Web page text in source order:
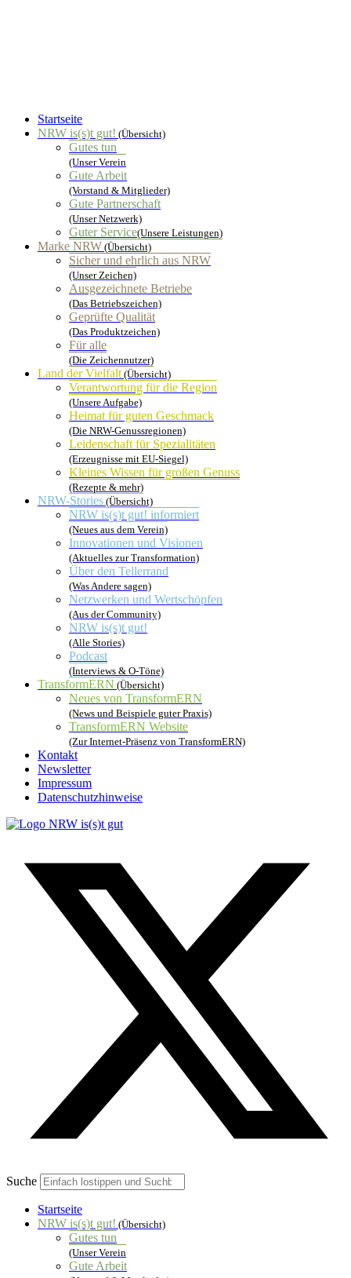
Startseite
NRW is(s)t gut! (Übersicht)
Gutes tun
(Unser Verein
Gute Arbeit
(Vorstand & Mitglieder)
Gute Partnerschaft
(Unser Netzwerk)
Guter Service(Unsere Leistungen)
Marke NRW (Übersicht)
Sicher und ehrlich aus NRW
(Unser Zeichen)
Ausgezeichnete Betriebe
(Das Betriebszeichen)
Geprüfte Qualität
(Das Produktzeichen)
Für alle
(Die Zeichennutzer)
Land der Vielfalt(Übersicht)
Verantwortung für die Region
(Unsere Aufgabe)
Heimat für guten Geschmack
(Die NRW-Genussregionen)
Leidenschaft für Spezialitäten
(Erzeugnisse mit EU-Siegel)
Kleines Wissen für großen Genuss
(Rezepte & mehr)
NRW-Stories (Übersicht)
NRW is(s)t gut! informiert
(Neues aus dem Verein)
Innovationen und Visionen
(Aktuelles zur Transformation)
Über den Tellerrand
(Was Andere sagen)
Netzwerken und Wertschöpfen
(Aus der Community)
NRW is(s)t gut!
(Alle Stories)
Podcast
(Interviews & O-Töne)
TransformERN (Übersicht)
Neues von TransformERN
(News und Beispiele guter Praxis)
TransformERN Website
(Zur Internet-Präsenz von TransformERN)
Kontakt
Newsletter
Impressum
Datenschutzhinweise
Suche
Startseite
NRW is(s)t gut! (Übersicht)
Gutes tun
(Unser Verein
Gute Arbeit